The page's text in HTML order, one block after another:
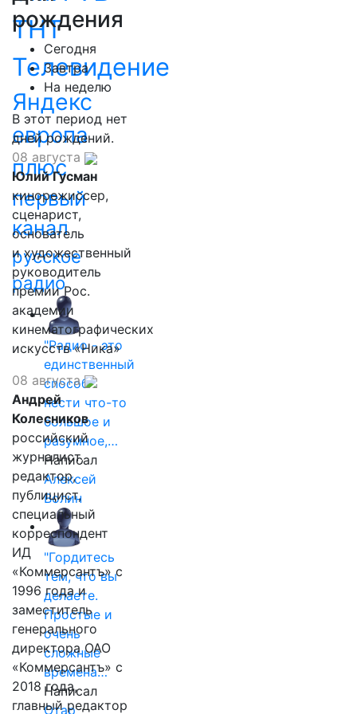
ТНТ
Телевидение
Яндекс
европа
плюс
первый
канал
русское
радио
"Радио - это
единственный
способ
нести что-то
большое и
разумное,…
Написал
Алексей
Волин
"Гордитесь
тем, что вы
делаете.
Простые и
очень
сложные
времена…
Написал
Отар
рождения
Сегодня
Завтра
На неделю
В этот период нет
дней рождений.
08 августа
Юлий Гусман
кинорежиссер,
сценарист,
основатель
и художественный
руководитель
премии Рос.
академии
кинематографических
искусств «Ника»
08 августа
Андрей
Колесников
российский
журналист,
редактор,
публицист,
специальный
корреспондент
ИД
«Коммерсантъ» с
1996 года и
заместитель
генерального
директора ОАО
«Коммерсантъ» с
2018 года,
главный редактор